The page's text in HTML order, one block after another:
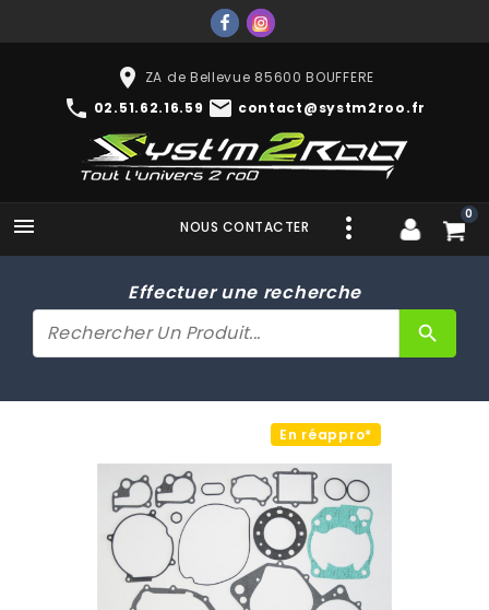
place ZA de Bellevue 85600 BOUFFERE
phone 02.51.62.16.59 mail contact@systm2roo.fr
 0
NOUS CONTACTER
Effectuer une recherche
search
En réappro*